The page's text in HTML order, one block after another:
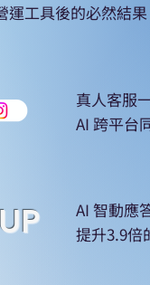
運工具後的必然結果
真人客服
AI 跨平台
AI 智動應
提升3.9倍